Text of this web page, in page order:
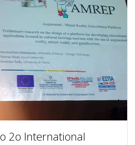
2ο International